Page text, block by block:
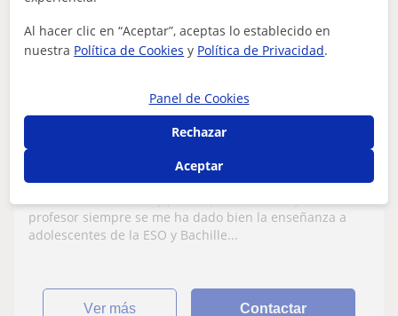
Derecho: Derecho laboral
Relaciones Laborales con una experiencia
profesor siempre se me ha dado bien la enseñanza a
adolescentes de la ESO y Bachille...
ver más Contactar
Al hacer clic en “Aceptar”, aceptas lo establecido en
nuestra Política de Cookies y Política de Privacidad.
Panel de Cookies
Rechazar
Aceptar